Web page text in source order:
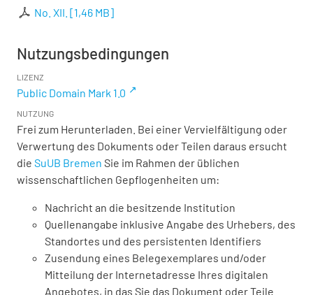
No. XII. [1,46 MB]
Nutzungsbedingungen
LIZENZ
Public Domain Mark 1.0
NUTZUNG
Frei zum Herunterladen. Bei einer Vervielfältigung oder
Verwertung des Dokuments oder Teilen daraus ersucht
die SuUB Bremen Sie im Rahmen der üblichen
wissenschaftlichen Gepflogenheiten um:
Nachricht an die besitzende Institution
Quellenangabe inklusive Angabe des Urhebers, des
Standortes und des persistenten Identifiers
Zusendung eines Belegexemplares und/oder
Mitteilung der Internetadresse Ihres digitalen
Angebotes, in das Sie das Dokument oder Teile